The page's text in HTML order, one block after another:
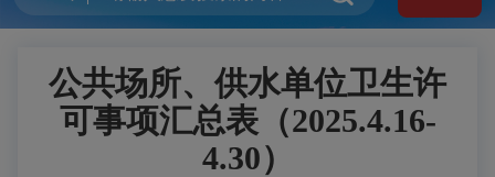
公共场所、供水单位卫生许
可事项汇总表（2025.4.16-
4.30）